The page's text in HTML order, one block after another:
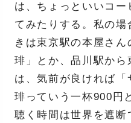
は、ちょっといいコー
てみたりする。私の場
きは東京駅の本屋さ
琲」とか、品川駅から
は、気前が良ければ
琲っていう一杯900円
聴く時間は世界を遮断